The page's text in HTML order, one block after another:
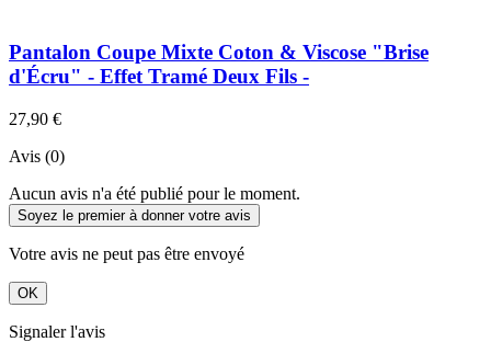
Pantalon Coupe Mixte Coton & Viscose "Brise
d'Écru" - Effet Tramé Deux Fils -
27,90 €
Avis (0)
Aucun avis n'a été publié pour le moment.
Soyez le premier à donner votre avis
Votre avis ne peut pas être envoyé
OK
Signaler l'avis